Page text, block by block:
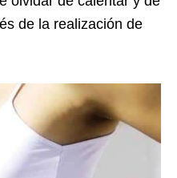
de la realización de